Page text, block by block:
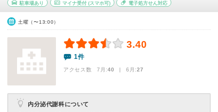
駐車場あり マイナ受付(スマホ可) 電子処方せん対応
土曜（〜13:00）
3.40
1件
アクセス数 7月:40 | 6月:27
内分泌代謝科について